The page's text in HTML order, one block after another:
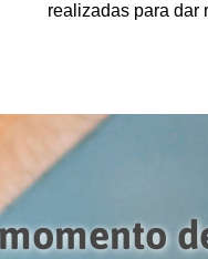
realizadas para dar